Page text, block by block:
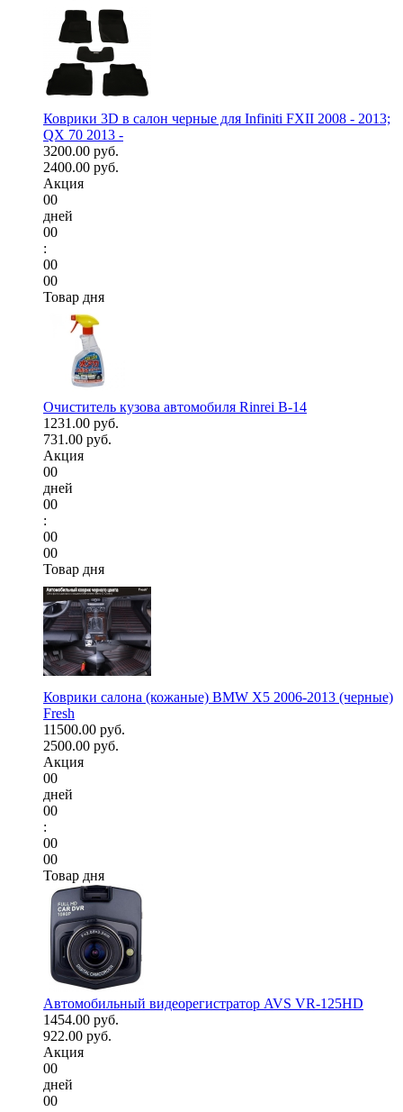
Коврики 3D в салон черные для Infiniti FXII 2008 - 2013;
QX 70 2013 -
3200.00 руб.
2400.00 руб.
Акция
00
дней
00
:
00
00
Товар дня
Очиститель кузова автомобиля Rinrei B-14
1231.00 руб.
731.00 руб.
Акция
00
дней
00
:
00
00
Товар дня
Коврики салона (кожаные) BMW X5 2006-2013 (черные)
Fresh
11500.00 руб.
2500.00 руб.
Акция
00
дней
00
:
00
00
Товар дня
Автомобильный видеорегистратор AVS VR-125HD
1454.00 руб.
922.00 руб.
Акция
00
дней
00